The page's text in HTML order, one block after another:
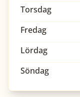
Torsdag
Fredag
Lördag
Söndag